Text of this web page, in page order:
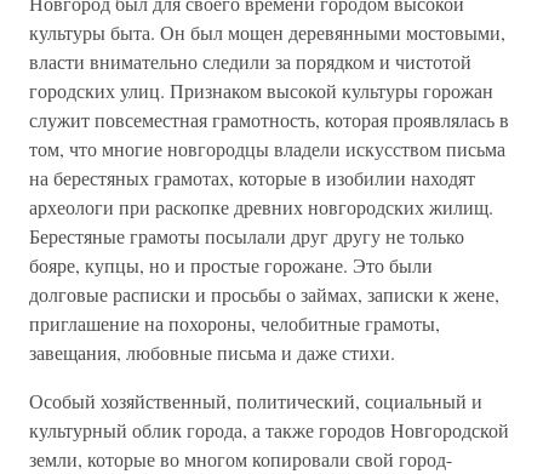
культуры быта. Он был мощен деревянными мостовыми,
власти внимательно следили за порядком и чистотой
городских улиц. Признаком высокой культуры горожан
служит повсеместная грамотность, которая проявлялась в
том, что многие новгородцы владели искусством письма
на берестяных грамотах, которые в изобилии находят
археологи при раскопке древних новгородских жилищ.
Берестяные грамоты посылали друг другу не только
бояре, купцы, но и простые горожане. Это были
долговые расписки и просьбы о займах, записки к жене,
приглашение на похороны, челобитные грамоты,
завещания, любовные письма и даже стихи.
Особый хозяйственный, политический, социальный и
культурный облик города, а также городов Новгородской
земли, которые во многом копировали свой город-